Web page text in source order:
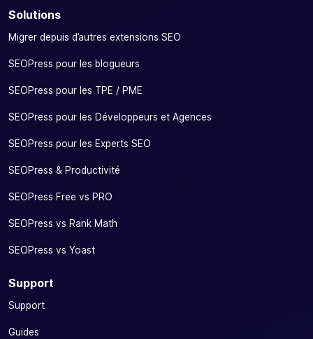
Solutions
Migrer depuis d’autres extensions SEO
SEOPress pour les blogueurs
SEOPress pour les TPE / PME
SEOPress pour les Développeurs et Agences
SEOPress pour les Experts SEO
SEOPress & Productivité
SEOPress Free vs PRO
SEOPress vs Rank Math
SEOPress vs Yoast
Support
Support
Guides